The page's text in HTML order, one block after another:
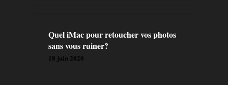
Quel iMac pour retoucher vos photos
sans vous ruiner?
18 juin 2020
BLOG